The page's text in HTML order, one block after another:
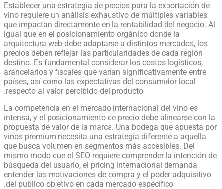
Establecer una estrategia de precios para la exportación de
vino requiere un análisis exhaustivo de múltiples variables
que impactan directamente en la rentabilidad del negocio. Al
igual que en el posicionamiento orgánico donde la
arquitectura web debe adaptarse a distintos mercados, los
precios deben reflejar las particularidades de cada región
destino. Es fundamental considerar los costos logísticos,
arancelarios y fiscales que varían significativamente entre
países, así como las expectativas del consumidor local
respecto al valor percibido del producto.
La competencia en el mercado internacional del vino es
intensa, y el posicionamiento de precio debe alinearse con la
propuesta de valor de la marca. Una bodega que apuesta por
vinos premium necesita una estrategia diferente a aquella
que busca volumen en segmentos más accesibles. Del
mismo modo que el SEO requiere comprender la intención de
búsqueda del usuario, el pricing internacional demanda
entender las motivaciones de compra y el poder adquisitivo
del público objetivo en cada mercado específico.